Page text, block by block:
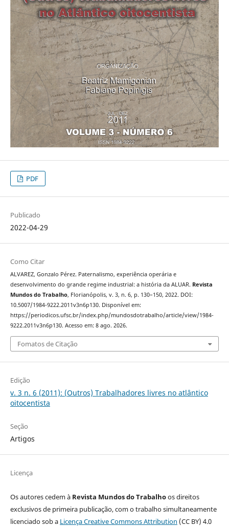
PDF
Publicado
2022-04-29
Como Citar
ALVAREZ, Gonzalo Pérez. Paternalismo, experiência operária e
desenvolvimento do grande regime industrial: a história da ALUAR. Revista
Mundos do Trabalho, Florianópolis, v. 3, n. 6, p. 130–150, 2022. DOI:
10.5007/1984-9222.2011v3n6p130. Disponível em:
https://periodicos.ufsc.br/index.php/mundosdotrabalho/article/view/1984-
9222.2011v3n6p130. Acesso em: 8 ago. 2026.
Fomatos de Citação
Edição
v. 3 n. 6 (2011): (Outros) Trabalhadores livres no atlântico
oitocentista
Seção
Artigos
Licença
Os autores cedem à Revista Mundos do Trabalhoos direitos
exclusivos de primeira publicação, com o trabalho simultaneamente
licenciado sob a Licença Creative Commons Attribution (CC BY) 4.0